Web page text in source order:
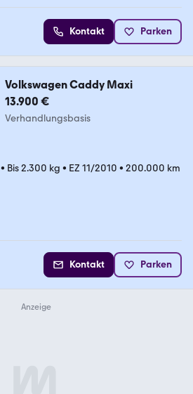
Kontakt Parken
Volkswagen Caddy Maxi
13.900 €
Verhandlungsbasis
• Bis 2.300 kg • EZ 11/2010 • 200.000 km
Kontakt Parken